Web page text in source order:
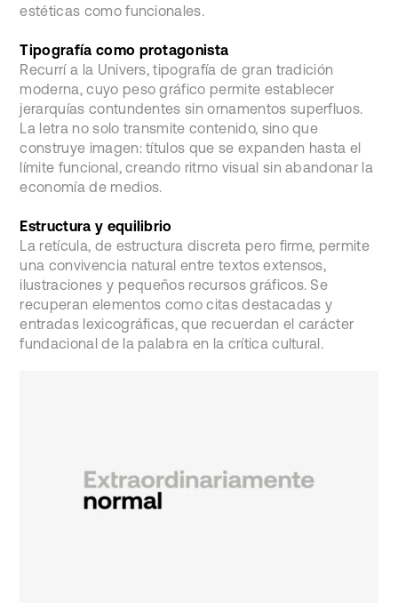
estéticas como funcionales.
Tipografía como protagonista
Recurrí a la Univers, tipografía de gran tradición
moderna, cuyo peso gráfico permite establecer
jerarquías contundentes sin ornamentos superfluos.
La letra no solo transmite contenido, sino que
construye imagen: títulos que se expanden hasta el
límite funcional, creando ritmo visual sin abandonar la
economía de medios.
Estructura y equilibrio
La retícula, de estructura discreta pero firme, permite
una convivencia natural entre textos extensos,
ilustraciones y pequeños recursos gráficos. Se
recuperan elementos como citas destacadas y
entradas lexicográficas, que recuerdan el carácter
fundacional de la palabra en la crítica cultural.